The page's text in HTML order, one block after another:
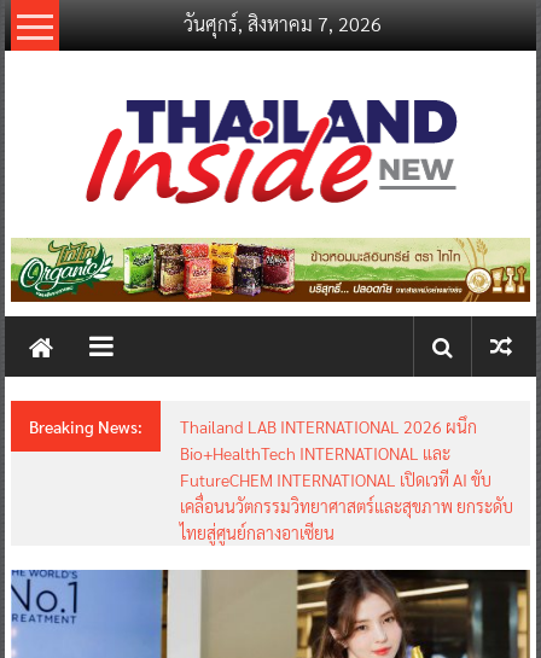
Skip
to
วันศุกร์, สิงหาคม 7, 2026
thailandinsidenew.com
Thailand
New
Breaking News:
Thailand LAB INTERNATIONAL 2026 ผนึก
Bio+HealthTech INTERNATIONAL และ
FutureCHEM INTERNATIONAL เปิดเวที AI ขับ
เคลื่อนนวัตกรรมวิทยาศาสตร์และสุขภาพ ยกระดับ
ไทยสู่ศูนย์กลางอาเซียน